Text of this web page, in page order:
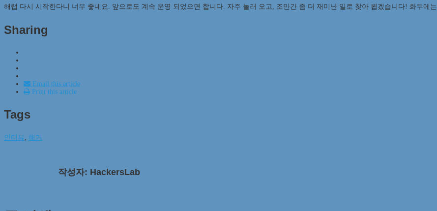
해랩 다시 시작한다니 너무 좋네요. 앞으로도 계속 운영 되었으면 합니다. 자주 놀러 오고, 조만간 좀 더 재미난 일로 찾아 뵙겠습니다! 화두에는
Sharing
Email this article
Print this article
Tags
인터뷰 해커
작성자: HackersLab